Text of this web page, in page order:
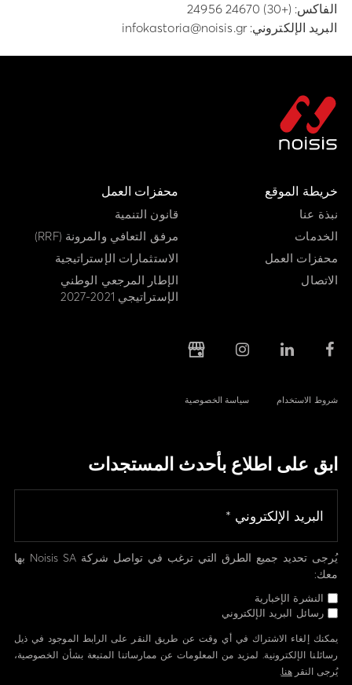
الفاكس: (+30) 24670 24956
البريد الإلكتروني:infokastoria@noisis.gr
خريطة الموقع
نبذة عنا
الخدمات
محفزات العمل
الاتصال
محفزات العمل
قانون التنمية
مرفق التعافي والمرونة (RRF)
الاستثمارات الإستراتيجية
الإطار المرجعي الوطني
الإستراتيجي 2021-2027
شروط الاستخدام سياسة الخصوصية
ابق على اطلاع بأحدث المستجدات
يُرجى تحديد جميع الطرق التي ترغب في تواصل شركة Noisis SA بها
معك:
النشرة الإخبارية
رسائل البريد الإلكتروني
يمكنك إلغاء الاشتراك في أي وقت عن طريق النقر على الرابط الموجود في ذيل
رسائلنا الإلكترونية. لمزيد من المعلومات عن ممارساتنا المتبعة بشأن الخصوصية،
يُرجى النقرهنا.